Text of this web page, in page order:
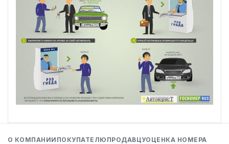
О КОМПАНИИ ПОКУПАТЕЛЮ ПРОДАВЦУОЦЕНКА НОМЕРА